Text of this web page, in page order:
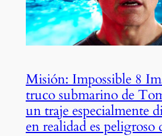
Misión: Impossible 8
truco submarino de
un traje especialmente
en realidad es peligroso